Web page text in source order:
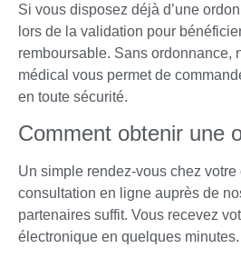
Si vous disposez déjà d’une
lors de la validation pour
remboursable. Sans ordonnance,
médical vous permet de
en toute sécurité.
Comment obtenir une
Un simple rendez-vous chez
consultation en ligne auprès de
partenaires suffit. Vous recevez
électronique en quelques minutes.